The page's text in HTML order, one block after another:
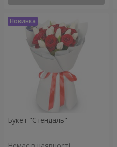
Букет "Стендаль"